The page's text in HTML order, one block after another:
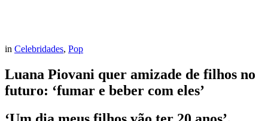
in Celebridades, Pop
Luana Piovani quer amizade de filhos no
futuro: ‘fumar e beber com eles’